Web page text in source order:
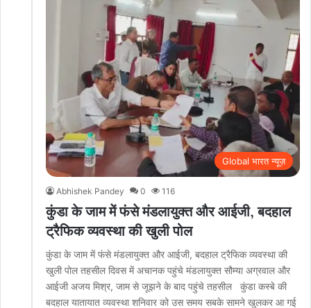
Global भारत न्यूज़
Abhishek Pandey 0 116
कुंडा के जाम में फंसे मंडलायुक्त और आईजी, बदहाल
ट्रैफिक व्यवस्था की खुली पोल
कुंडा के जाम में फंसे मंडलायुक्त और आईजी, बदहाल ट्रैफिक व्यवस्था की
खुली पोल तहसील दिवस में अचानक पहुंचे मंडलायुक्त सौम्या अग्रवाल और
आईजी अजय मिश्र, जाम से जूझने के बाद पहुंचे तहसील कुंडा कस्बे की
बदहाल यातायात व्यवस्था शनिवार को उस समय सबके सामने खुलकर आ गई